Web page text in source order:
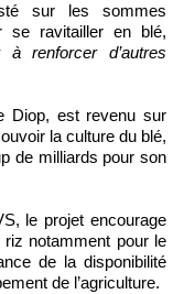
sur les sommes
se ravitailler en blé,
renforcer d’autres
Diop, est revenu sur
la culture du blé,
de milliards pour son
le projet encourage
notamment pour le
de la disponibilité
de l’agriculture.